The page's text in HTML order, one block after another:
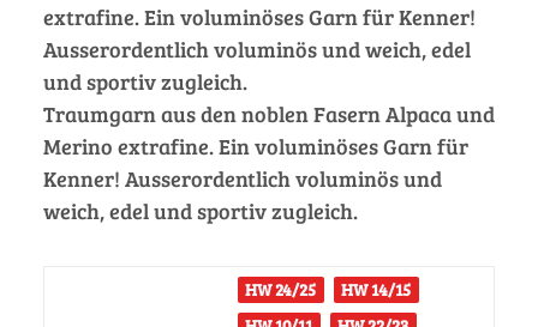
extrafine. Ein voluminöses Garn für Kenner!
Ausserordentlich voluminös und weich, edel
und sportiv zugleich.
Traumgarn aus den noblen Fasern Alpaca und
Merino extrafine. Ein voluminöses Garn für
Kenner! Ausserordentlich voluminös und
weich, edel und sportiv zugleich.
HW 24/25
HW 14/15